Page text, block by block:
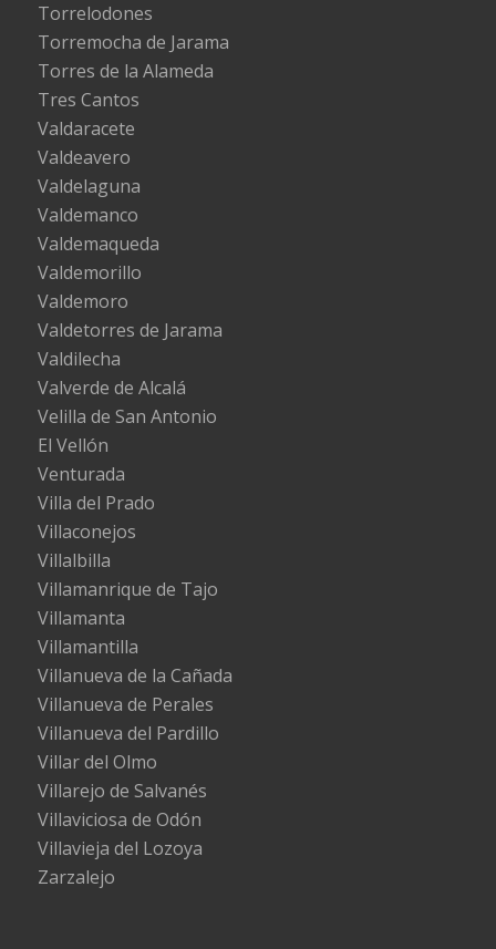
Torrelodones
Torremocha de Jarama
Torres de la Alameda
Tres Cantos
Valdaracete
Valdeavero
Valdelaguna
Valdemanco
Valdemaqueda
Valdemorillo
Valdemoro
Valdetorres de Jarama
Valdilecha
Valverde de Alcalá
Velilla de San Antonio
El Vellón
Venturada
Villa del Prado
Villaconejos
Villalbilla
Villamanrique de Tajo
Villamanta
Villamantilla
Villanueva de la Cañada
Villanueva de Perales
Villanueva del Pardillo
Villar del Olmo
Villarejo de Salvanés
Villaviciosa de Odón
Villavieja del Lozoya
Zarzalejo